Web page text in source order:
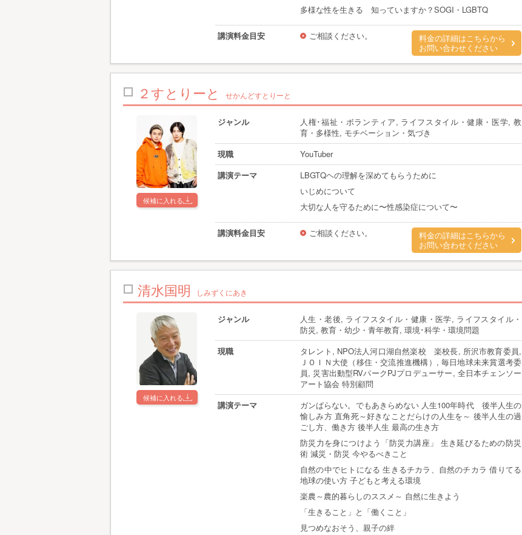
多様な性を生きる 知っていますか？SOGI・LGBTQ
講演料金目安 ご相談ください。
料金の詳細はこちらから
お問い合わせください
２すとりーと せかんどすとりーと
候補に入れる
ジャンル
人権･福祉・ボランティア, ライフスタイル・健康・医学, 教
育・多様性, モチベーション・気づき
現職
YouTuber
講演テーマ
LBGTQヘの理解を深めてもらうために
いじめについて
大切な人を守るために〜性感染症について〜
講演料金目安 ご相談ください。
料金の詳細はこちらから
お問い合わせください
清水国明 しみずくにあき
候補に入れる
ジャンル
人生・老後, ライフスタイル・健康・医学, ライフスタイル・
防災, 教育・幼少・青年教育, 環境･科学・環境問題
現職
タレント, NPO法人河口湖自然楽校 楽校長, 所沢市教育委員,
ＪＯＩＮ大使（移住・交流推進機構）, 毎日地球未来賞選考委
員, 災害出動型RVパークPJプロデューサー, 全日本チェンソー
アート協会 特別顧問
講演テーマ
ガンばらない。でもあきらめない 人生100年時代 後半人生の
愉しみ方 直角死～好きなことだらけの人生を～ 後半人生の過
ごし方、働き方 後半人生 最高の生き方
防災力を身につけよう「防災力講座」 生き延びるための防災
術 減災・防災 今やるべきこと
自然の中でヒトになる 生きるチカラ、自然のチカラ 借りてる
地球の使い方 子どもと考える環境
楽農～農的暮らしのススメ～ 自然に生きよう
「生きること」と「働くこと」
見つめなおそう、親子の絆